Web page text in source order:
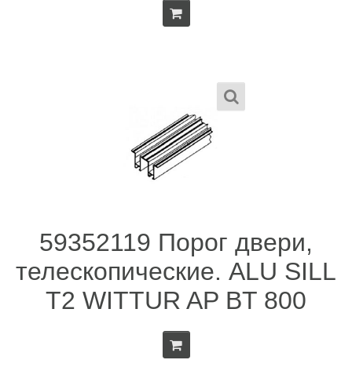
59352119 Порог двери,
телескопические. ALU SILL
T2 WITTUR AP BT 800